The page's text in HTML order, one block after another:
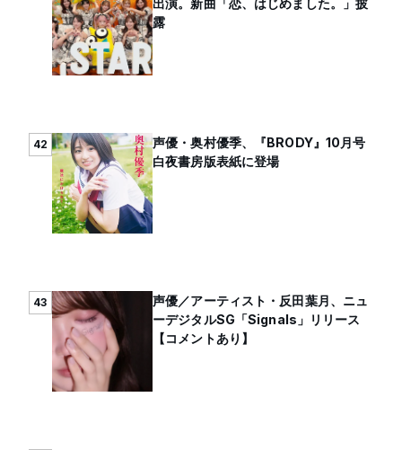
出演。新曲「恋、はじめました。」披
露
42
声優・奥村優季、『BRODY』10月号
白夜書房版表紙に登場
43
声優／アーティスト・反田葉月、ニュ
ーデジタルSG「Signals」リリース
【コメントあり】